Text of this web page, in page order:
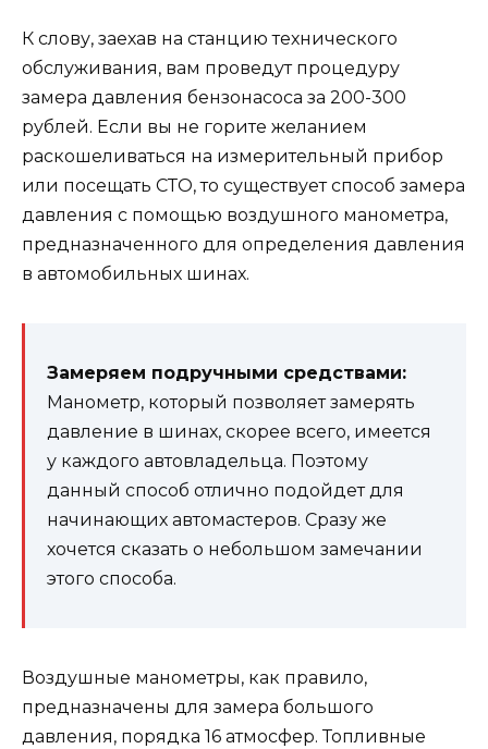
К слову, заехав на станцию технического
обслуживания, вам проведут процедуру
замера давления бензонасоса за 200-300
рублей. Если вы не горите желанием
раскошеливаться на измерительный прибор
или посещать СТО, то существует способ замера
давления с помощью воздушного манометра,
предназначенного для определения давления
в автомобильных шинах.
Замеряем подручными средствами:
Манометр, который позволяет замерять
давление в шинах, скорее всего, имеется
у каждого автовладельца. Поэтому
данный способ отлично подойдет для
начинающих автомастеров. Сразу же
хочется сказать о небольшом замечании
этого способа.
Воздушные манометры, как правило,
предназначены для замера большого
давления, порядка 16 атмосфер. Топливные